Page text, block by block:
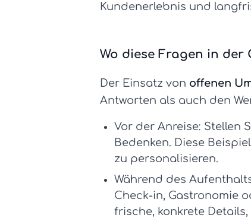
Kundenerlebnis und
Wo diese Fragen in der
Der Einsatz von offenen
Antworten als auch den
Vor der Anreise: Stellen
Bedenken. Diese
zu personalisieren.
Während des
Check-in, Gastronomie
frische, konkrete